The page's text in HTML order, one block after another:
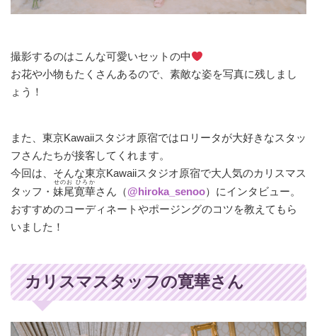
撮影するのはこんな可愛いセットの中
お花や小物もたくさんあるので、素敵な姿を写真に残しまし
ょう！
また、東京Kawaiiスタジオ原宿ではロリータが大好きなスタッ
フさんたちが接客してくれます。
今回は、そんな東京Kawaiiスタジオ原宿で大人気のカリスマス
タッフ・ 妹尾寛華
せのお ひろか
さん（@hiroka_senoo）にインタビュー。
おすすめのコーディネートやポージングのコツを教えてもら
いました！
カリスマスタッフの寛華さん